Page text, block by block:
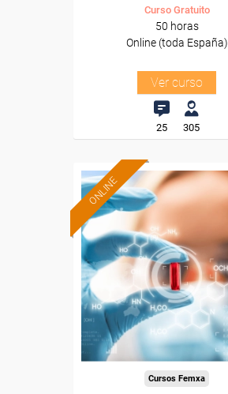
Curso Gratuito
50 horas
Online (toda España)
Ver curso
25 305
ONLINE
Formación 100%
subvencionada.
Para desempleados,
trabajadores y autónomos.
Sector
-Sanidad.
Cursos Femxa